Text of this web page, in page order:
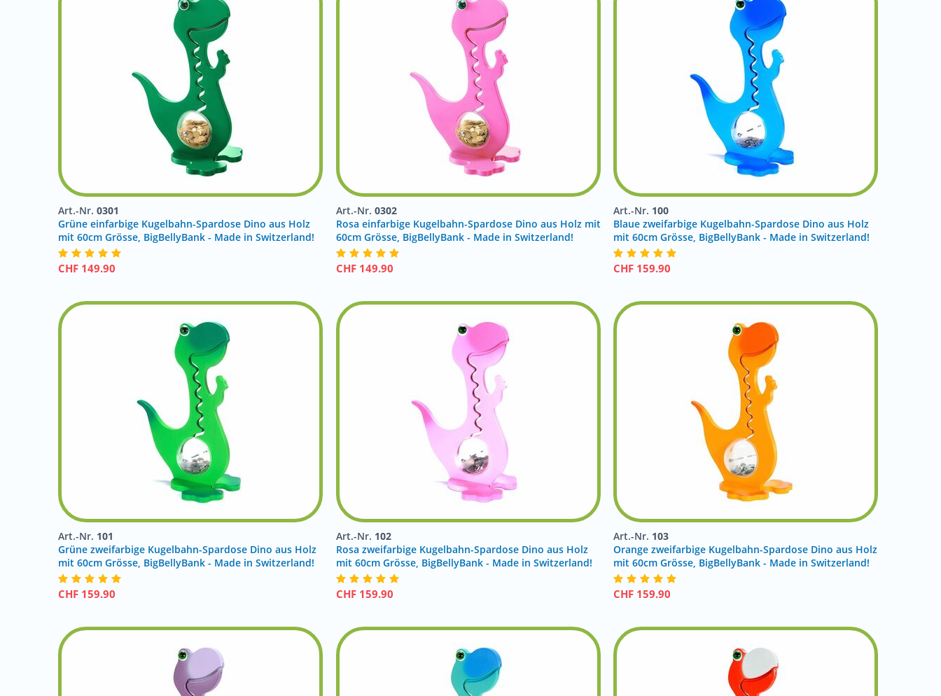
Art.-Nr. 0301
Grüne einfarbige Kugelbahn-Spardose Dino aus Holz
mit 60cm Grösse, BigBellyBank - Made in Switzerland!
CHF 149.90
Art.-Nr. 0302
Rosa einfarbige Kugelbahn-Spardose Dino aus Holz mit
60cm Grösse, BigBellyBank - Made in Switzerland!
CHF 149.90
Art.-Nr. 100
Blaue zweifarbige Kugelbahn-Spardose Dino aus Holz
mit 60cm Grösse, BigBellyBank - Made in Switzerland!
CHF 159.90
Art.-Nr. 101
Grüne zweifarbige Kugelbahn-Spardose Dino aus Holz
mit 60cm Grösse, BigBellyBank - Made in Switzerland!
CHF 159.90
Art.-Nr. 102
Rosa zweifarbige Kugelbahn-Spardose Dino aus Holz
mit 60cm Grösse, BigBellyBank - Made in Switzerland!
CHF 159.90
Art.-Nr. 103
Orange zweifarbige Kugelbahn-Spardose Dino aus Holz
mit 60cm Grösse, BigBellyBank - Made in Switzerland!
CHF 159.90